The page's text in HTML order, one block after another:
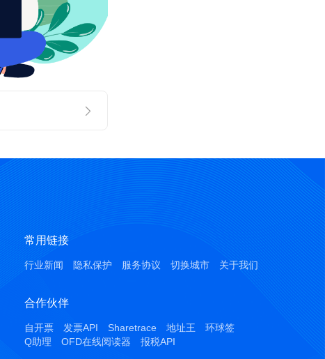
常用链接
行业新闻 隐私保护 服务协议 切换城市 关于我们
合作伙伴
自开票 发票API Sharetrace 地址王
环球签
Q助理
OFD在线阅读器 报税API